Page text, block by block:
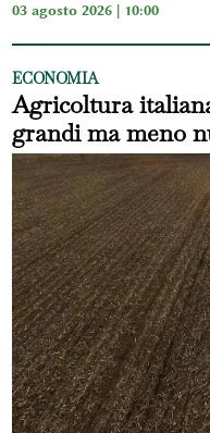
03 agosto 2026 | 10:00
ECONOMIA
Agricoltura
grandi ma meno